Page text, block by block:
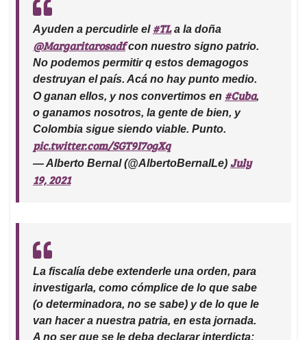
Ayuden a percudirle el #TLa la doña
@Margaritarosadfcon nuestro signo patrio.
No podemos permitir q estos demagogos
destruyan el país. Acá no hay punto medio.
O ganan ellos, y nos convertimos en #Cuba,
o ganamos nosotros, la gente de bien, y
Colombia sigue siendo viable. Punto.
pic.twitter.com/SGT9I7ogXq
— Alberto Bernal (@AlbertoBernalLe) July
19, 2021
La fiscalía debe extenderle una orden, para
investigarla, como cómplice de lo que sabe
(o determinadora, no se sabe) y de lo que le
van hacer a nuestra patria, en esta jornada.
A no ser que se le deba declarar interdicta;